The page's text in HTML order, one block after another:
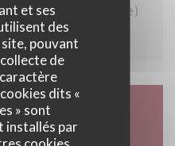
et ses
des
pouvant
de
dits «
» sont
installés par
pommes de terre)